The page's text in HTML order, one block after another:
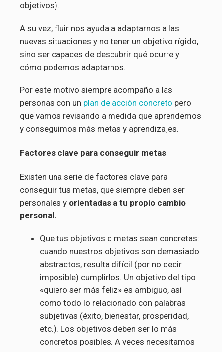
objetivos).
A su vez, fluir nos ayuda a adaptarnos a las
nuevas situaciones y no tener un objetivo rígido,
sino ser capaces de descubrir qué ocurre y
cómo podemos adaptarnos.
Por este motivo siempre acompaño a las
personas con un plan de acción concreto pero
que vamos revisando a medida que aprendemos
y conseguimos más metas y aprendizajes.
Factores clave para conseguir metas
Existen una serie de factores clave para
conseguir tus metas, que siempre deben ser
personales y orientadas a tu propio cambio
personal.
Que tus objetivos o metas sean concretas:
cuando nuestros objetivos son demasiado
abstractos, resulta difícil (por no decir
imposible) cumplirlos. Un objetivo del tipo
«quiero ser más feliz» es ambiguo, así
como todo lo relacionado con palabras
subjetivas (éxito, bienestar, prosperidad,
etc.). Los objetivos deben ser lo más
concretos posibles. A veces necesitamos